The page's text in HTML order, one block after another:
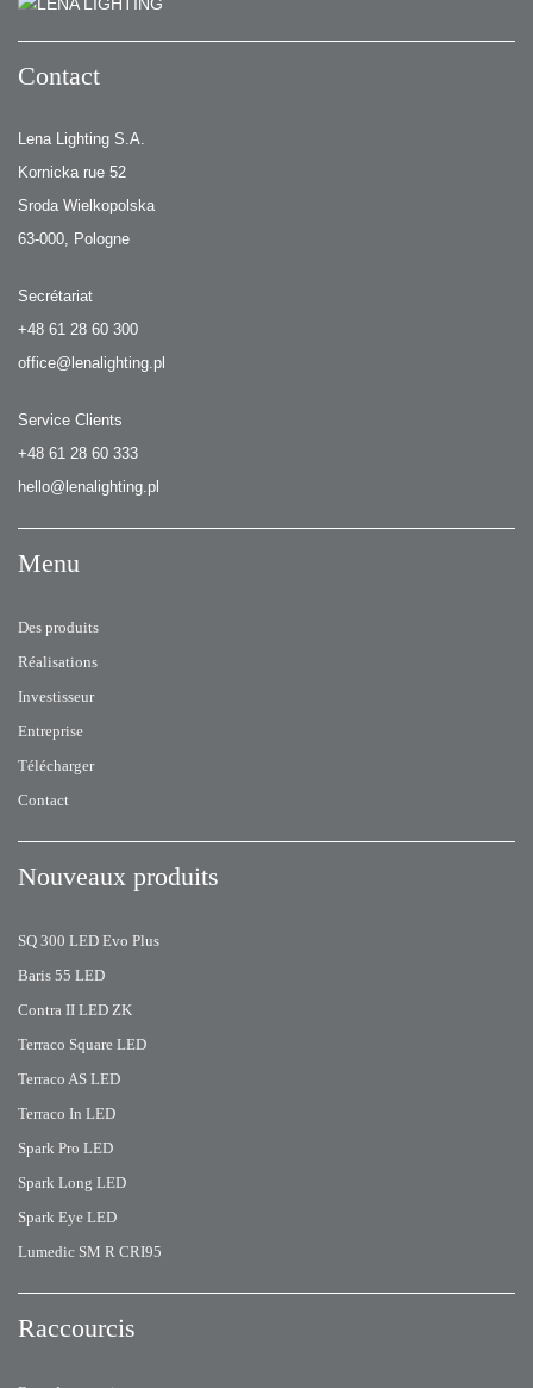
Contact
Lena Lighting S.A.
Kornicka rue 52
Sroda Wielkopolska
63-000, Pologne
Secrétariat
+48 61 28 60 300
office@lenalighting.pl
Service Clients
+48 61 28 60 333
hello@lenalighting.pl
Menu
Des produits
Réalisations
Investisseur
Entreprise
Télécharger
Contact
Nouveaux produits
SQ 300 LED Evo Plus
Baris 55 LED
Contra II LED ZK
Terraco Square LED
Terraco AS LED
Terraco In LED
Spark Pro LED
Spark Long LED
Spark Eye LED
Lumedic SM R CRI95
Raccourcis